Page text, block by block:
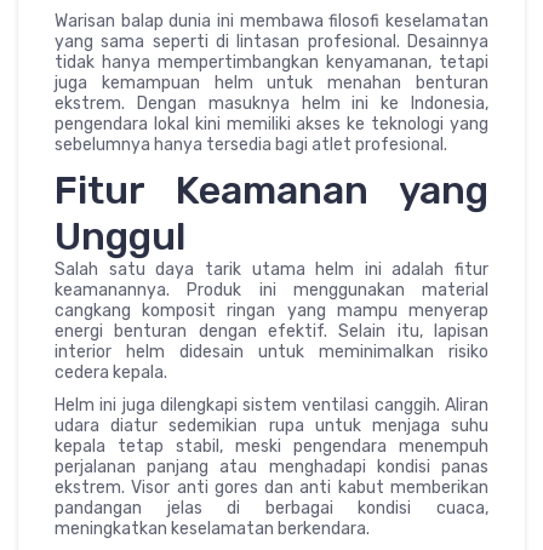
Warisan balap dunia ini membawa filosofi keselamatan
yang sama seperti di lintasan profesional. Desainnya
tidak hanya mempertimbangkan kenyamanan, tetapi
juga kemampuan helm untuk menahan benturan
ekstrem. Dengan masuknya helm ini ke Indonesia,
pengendara lokal kini memiliki akses ke teknologi yang
sebelumnya hanya tersedia bagi atlet profesional.
Fitur Keamanan yang
Unggul
Salah satu daya tarik utama helm ini adalah fitur
keamanannya. Produk ini menggunakan material
cangkang komposit ringan yang mampu menyerap
energi benturan dengan efektif. Selain itu, lapisan
interior helm didesain untuk meminimalkan risiko
cedera kepala.
Helm ini juga dilengkapi sistem ventilasi canggih. Aliran
udara diatur sedemikian rupa untuk menjaga suhu
kepala tetap stabil, meski pengendara menempuh
perjalanan panjang atau menghadapi kondisi panas
ekstrem. Visor anti gores dan anti kabut memberikan
pandangan jelas di berbagai kondisi cuaca,
meningkatkan keselamatan berkendara.